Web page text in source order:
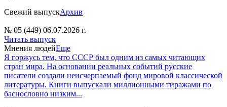
Свежий выпускАрхив
№ 05 (449) 06.07.2026 г.
Читать выпуск
Мнения людейЕще
Я горжусь тем, что СССР был одним из самых читающих
стран мира. На основании реальных событий русские
писатели создали неисчерпаемый фонд мировой классической
литературы. Книги выпускали миллионными тиражами по
баснословно низким...